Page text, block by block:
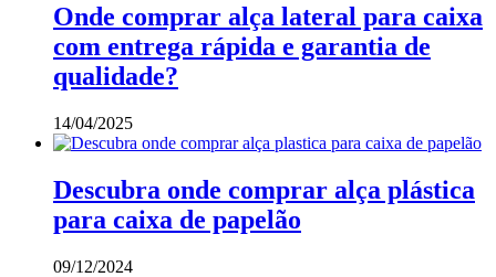
Onde comprar alça lateral para caixa
com entrega rápida e garantia de
qualidade?
14/04/2025
Descubra onde comprar alça plástica
para caixa de papelão
09/12/2024